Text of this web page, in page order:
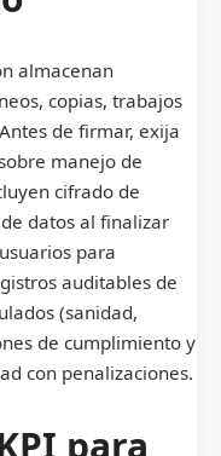
almacenan
copias, trabajos
de firmar, exija
manejo de
cifrado de
datos al finalizar
para
auditables de
(sanidad,
de cumplimiento y
con penalizaciones.